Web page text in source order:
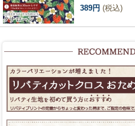
389円 (税込)